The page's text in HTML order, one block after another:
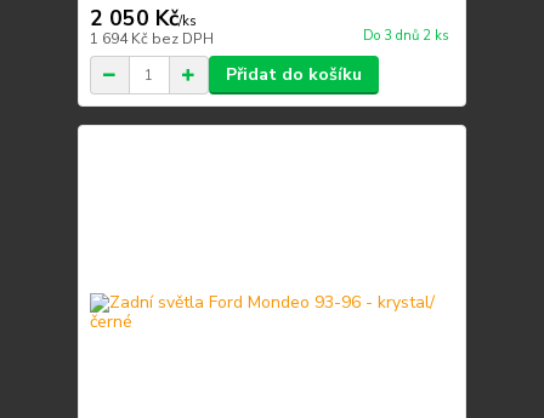
2 050 Kč/ks
1 694 Kč bez DPH Do 3 dnů 2 ks
Přidat do košíku